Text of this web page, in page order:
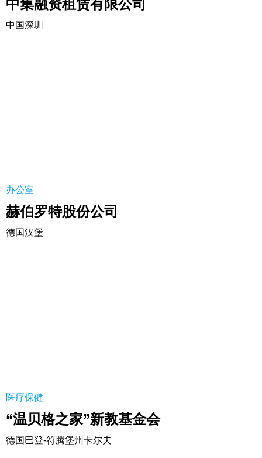
中集融资租赁有限公司
中国深圳
办公室
赫伯罗特股份公司
德国汉堡
医疗保健
“温贝格之家”新教基金会
德国巴登-符腾堡州卡尔夫